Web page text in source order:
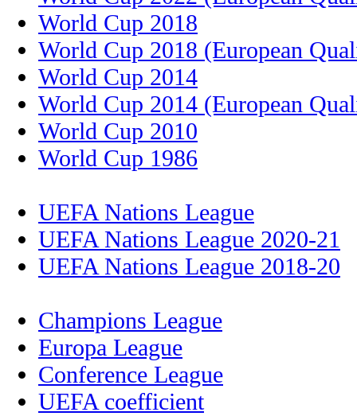
World Cup 2018
World Cup 2018 (European
World Cup 2014
World Cup 2014 (European
World Cup 2010
World Cup 1986
UEFA Nations League
UEFA Nations League 2020-21
UEFA Nations League 2018-20
Champions League
Europa League
Conference League
UEFA coefficient